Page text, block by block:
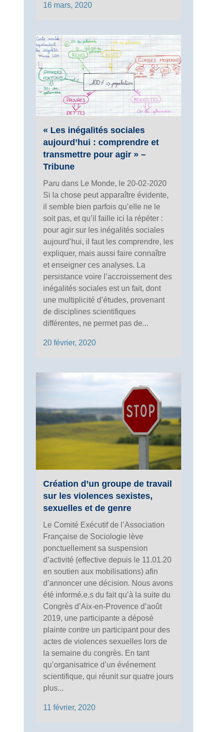
16 mars, 2020
« Les inégalités sociales
aujourd’hui : comprendre et
transmettre pour agir » –
Tribune
Paru dans Le Monde, le 20-02-2020
Si la chose peut apparaître évidente,
il semble bien parfois qu’elle ne le
soit pas, et qu’il faille ici la répéter :
pour agir sur les inégalités sociales
aujourd’hui, il faut les comprendre, les
expliquer, mais aussi faire connaître
et enseigner ces analyses. La
persistance voire l’accroissement des
inégalités sociales est un fait, dont
une multiplicité d’études, provenant
de disciplines scientifiques
différentes, ne permet pas de...
20 février, 2020
Création d’un groupe de travail
sur les violences sexistes,
sexuelles et de genre
Le Comité Exécutif de l’Association
Française de Sociologie lève
ponctuellement sa suspension
d’activité (effective depuis le 11.01.20
en soutien aux mobilisations) afin
d’annoncer une décision. Nous avons
été informé.e.s du fait qu’à la suite du
Congrès d’Aix-en-Provence d’août
2019, une participante a déposé
plainte contre un participant pour des
actes de violences sexuelles lors de
la semaine du congrès. En tant
qu’organisatrice d’un événement
scientifique, qui réunit sur quatre jours
plus...
11 février, 2020